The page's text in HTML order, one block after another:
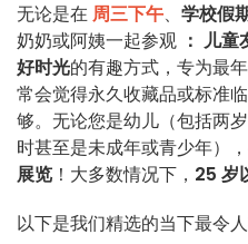
无论是在周三下午、 学校假
奶奶或阿姨一起参观 ： 儿童
好时光的有趣方式，专为最
常会觉得永久收藏品或标准
够。无论您是幼儿（包括两
时甚至是未成年或青少年）
展览 ！大多数情况下， 25 岁
以下是我们精选的当下最令